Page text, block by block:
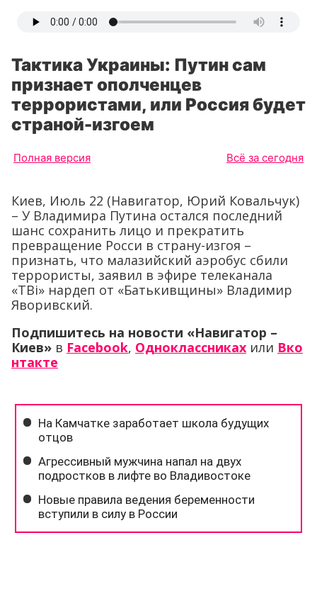
Тактика Украины: Путин сам
признает ополченцев
террористами, или Россия будет
страной-изгоем
Полная версия Всё за сегодня
Киев, Июль 22 (Навигатор, Юрий Ковальчук)
– У Владимира Путина остался последний
шанс сохранить лицо и прекратить
превращение Росси в страну-изгоя –
признать, что малазийский аэробус сбили
террористы, заявил в эфире телеканала
«TBi» нардеп от «Батькивщины» Владимир
Яворивский.
Подпишитесь на новости «Навигатор –
Киев» в Facebook, Одноклассниках или Вко
нтакте